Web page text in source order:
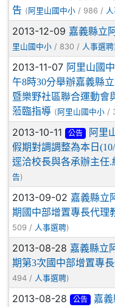
告 (阿里山國中小 / 986 /
2013-12-09 嘉義縣立
里山國中小 / 830 / 人事選聘
2013-11-07 阿里山國
午8時30分舉辦嘉義縣
暨樂野社區聯合運動會
蒞臨指導 (阿里山國中小 /
2013-10-11 公告
阿里
假期對調調整為本日
逕洽校長與各承辦主任.
告)
2013-09-02 嘉義縣立
期國中部增置專長代理
509 / 人事選聘)
2013-08-28 嘉義縣立
期第3次國中部增置專
494 / 人事選聘)
2013-08-28 公告
嘉